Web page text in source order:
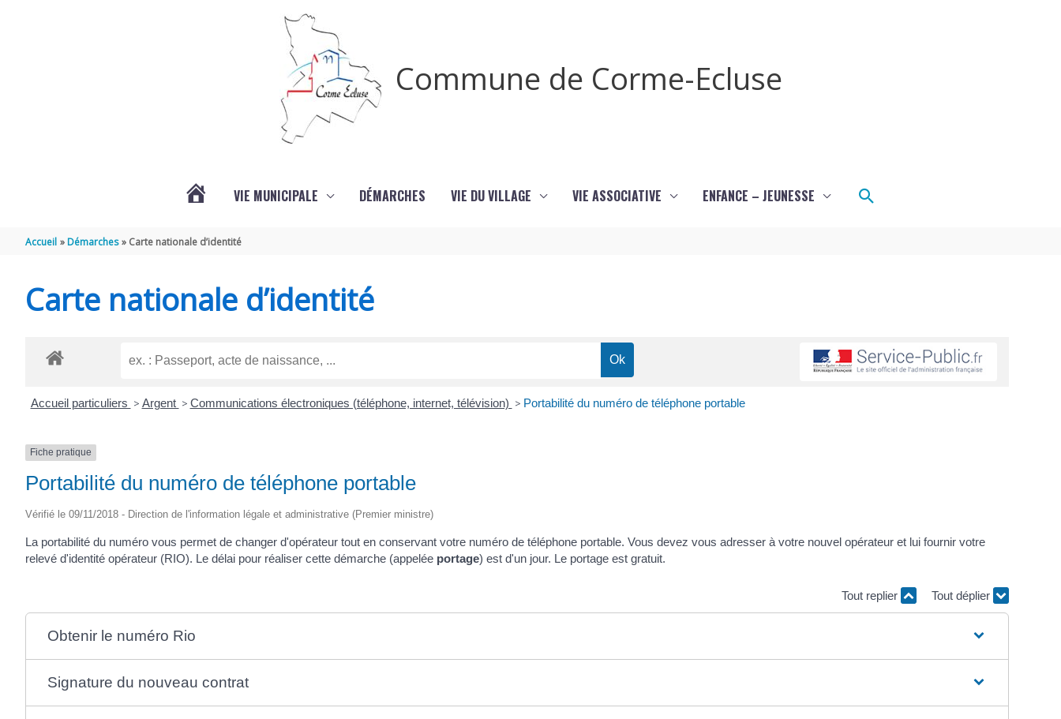
Commune de Corme-Ecluse
VIE MUNICIPALE DÉMARCHES VIE DU VILLAGE VIE ASSOCIATIVE ENFANCE – JEUNESSE Rechercher
Accueil Démarches Carte nationale d’identité
Carte nationale d’identité
Accueil particuliers > Argent > Communications électroniques (téléphone, internet, télévision) > Portabilité du numéro de téléphone portable
Fiche pratique
Portabilité du numéro de téléphone portable
Vérifié le 09/11/2018 - Direction de l'information légale et administrative (Premier ministre)
La portabilité du numéro vous permet de changer d'opérateur tout en conservant votre numéro de téléphone portable. Vous devez vous adresser à votre nouvel opérateur et lui fournir votre
relevé d'identité opérateur (RIO). Le délai pour réaliser cette démarche (appelée portage) est d'un jour. Le portage est gratuit.
Tout replier Tout déplier
Obtenir le numéro Rio
Signature du nouveau contrat